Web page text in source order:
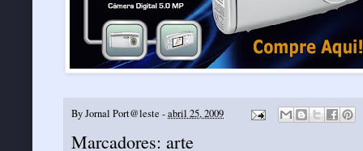
ByJornal Port@leste -abril 25, 2009
Marcadores: arte